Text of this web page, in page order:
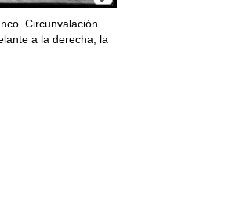
Circunvalación
a la derecha, la